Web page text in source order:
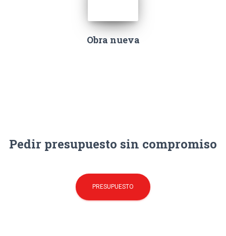
Obra nueva
Pedir presupuesto sin compromiso
PRESUPUESTO